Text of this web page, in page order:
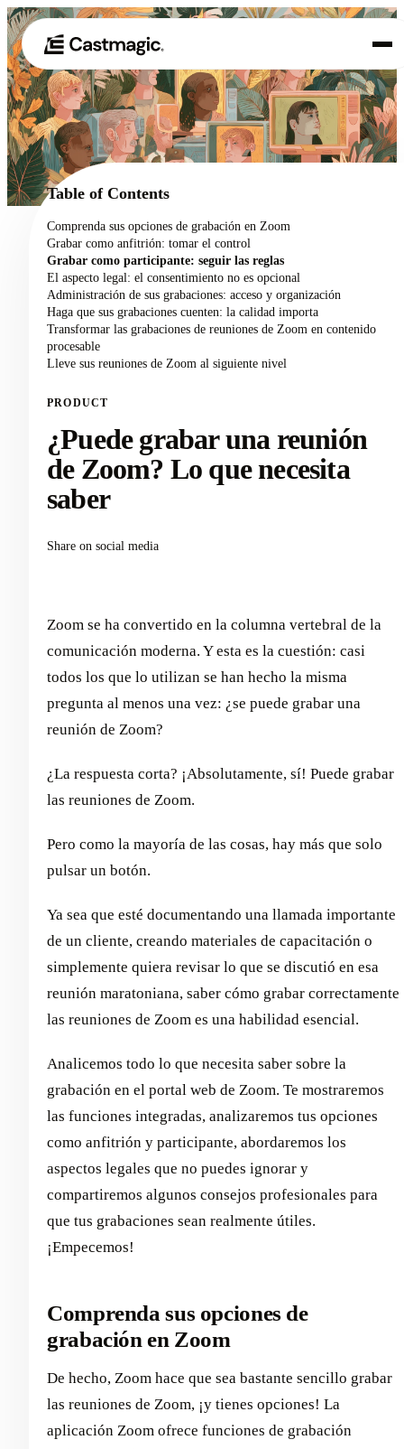
01 Producto
02 Casos de uso
Precios
Acerca de nosotros
Table of Contents
Comprenda sus opciones de grabación en Zoom
Grabar como anfitrión: tomar el control
Grabar como participante: seguir las reglas
El aspecto legal: el consentimiento no es opcional
Administración de sus grabaciones: acceso y organización
Haga que sus grabaciones cuenten: la calidad importa
Transformar las grabaciones de reuniones de Zoom en contenido
procesable
Lleve sus reuniones de Zoom al siguiente nivel
PRODUCT
¿Puede grabar una reunión
de Zoom? Lo que necesita
saber
Share on social media
Zoom se ha convertido en la columna vertebral de la
comunicación moderna. Y esta es la cuestión: casi
todos los que lo utilizan se han hecho la misma
pregunta al menos una vez: ¿se puede grabar una
reunión de Zoom?
¿La respuesta corta? ¡Absolutamente, sí! Puede grabar
las reuniones de Zoom.
Pero como la mayoría de las cosas, hay más que solo
pulsar un botón.
Ya sea que esté documentando una llamada importante
de un cliente, creando materiales de capacitación o
simplemente quiera revisar lo que se discutió en esa
reunión maratoniana, saber cómo grabar correctamente
las reuniones de Zoom es una habilidad esencial.
Analicemos todo lo que necesita saber sobre la
grabación en el portal web de Zoom. Te mostraremos
las funciones integradas, analizaremos tus opciones
como anfitrión y participante, abordaremos los
aspectos legales que no puedes ignorar y
compartiremos algunos consejos profesionales para
que tus grabaciones sean realmente útiles.
¡Empecemos!
Comprenda sus opciones de
grabación en Zoom
De hecho, Zoom hace que sea bastante sencillo grabar
las reuniones de Zoom, ¡y tienes opciones! La
aplicación Zoom ofrece funciones de grabación